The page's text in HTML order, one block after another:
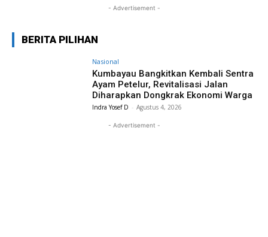
- Advertisement -
BERITA PILIHAN
Nasional
Kumbayau Bangkitkan Kembali Sentra
Ayam Petelur, Revitalisasi Jalan
Diharapkan Dongkrak Ekonomi Warga
Indra Yosef D - Agustus 4, 2026
- Advertisement -